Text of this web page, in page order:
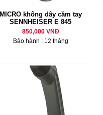
MICRO không dây cầm tay
SENNHEISER E 845
850,000 VNĐ
Bảo hành : 12 tháng